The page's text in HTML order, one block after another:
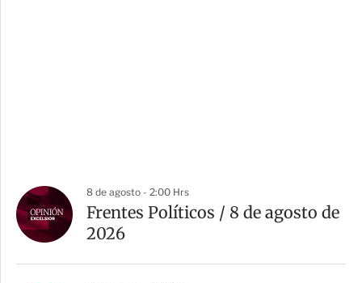
8 de agosto - 2:00 Hrs
Frentes Políticos / 8 de agosto de
2026